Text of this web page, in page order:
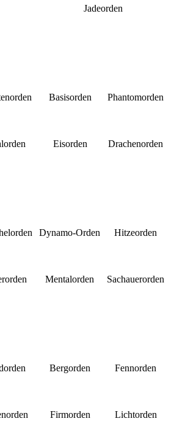
Jadeorden
Basisorden Phantomorden
Eisorden Drachenorden
Dynamo-Orden Hitzeorden
Mentalorden Sachauerorden
Bergorden Fennorden
Firmorden Lichtorden